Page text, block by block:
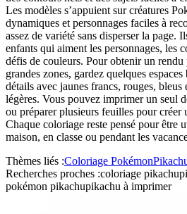
Les modèles s’appuient sur créatures
dynamiques et personnages faciles à
assez de variété sans disperser la page.
enfants qui aiment les personnages, les
défis de couleurs. Pour obtenir un
grandes zones, gardez quelques
détails avec jaunes francs, rouges, bleus
légères. Vous pouvez imprimer un seul
ou préparer plusieurs feuilles pour créer
Chaque coloriage reste pensé pour être
maison, en classe ou pendant les
Thèmes liés :Coloriage Pokémon
Recherches proches :coloriage pikachu
pokémon pikachupikachu à imprimer